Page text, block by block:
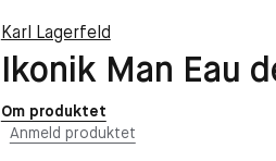
Karl Lagerfeld
Ikonik Man Eau
Om produktet
Anmeld produktet